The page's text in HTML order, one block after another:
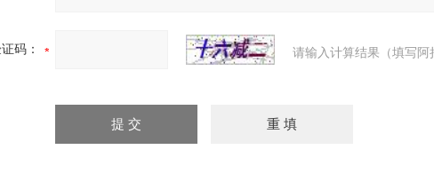
码： 请输入计算结果（填写